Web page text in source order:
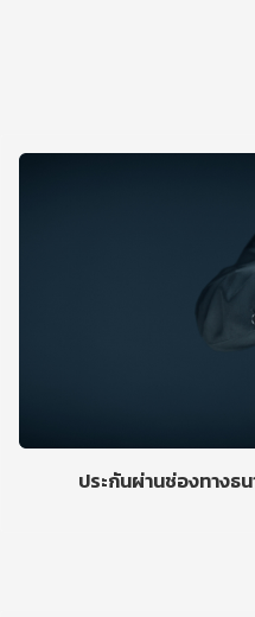
ประกันผ่านช่องทางธ